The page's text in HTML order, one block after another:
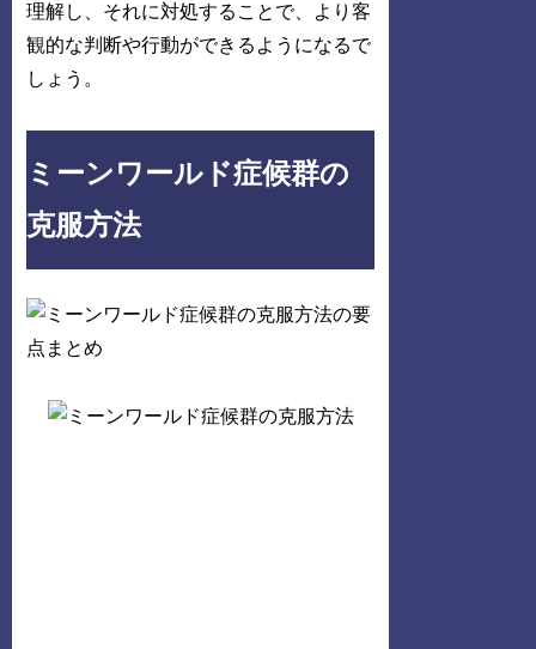
理解し、それに対処することで、より客
観的な判断や行動ができるようになるで
しょう。
ミーンワールド症候群の
克服方法